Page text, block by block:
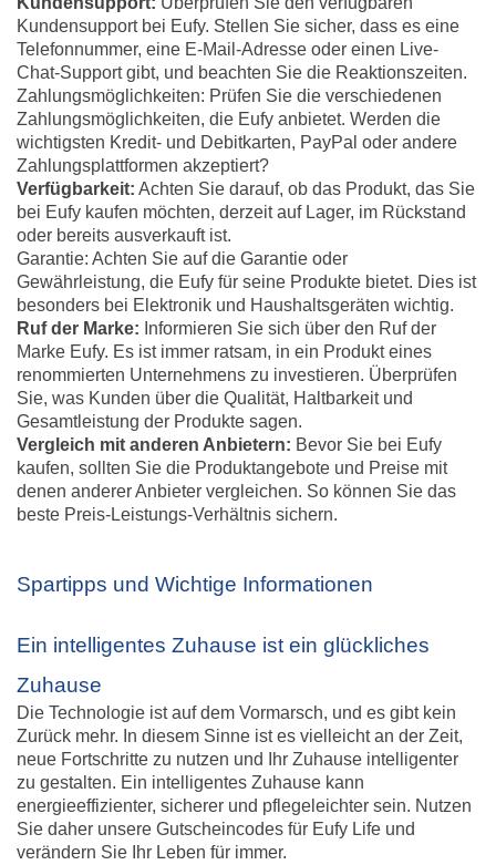
Kundensupport bei Eufy. Stellen Sie sicher, dass es eine
Telefonnummer, eine E-Mail-Adresse oder einen Live-
Chat-Support gibt, und beachten Sie die Reaktionszeiten.
Zahlungsmöglichkeiten: Prüfen Sie die verschiedenen
Zahlungsmöglichkeiten, die Eufy anbietet. Werden die
wichtigsten Kredit- und Debitkarten, PayPal oder andere
Zahlungsplattformen akzeptiert?
Verfügbarkeit: Achten Sie darauf, ob das Produkt, das Sie
bei Eufy kaufen möchten, derzeit auf Lager, im Rückstand
oder bereits ausverkauft ist.
Garantie: Achten Sie auf die Garantie oder
Gewährleistung, die Eufy für seine Produkte bietet. Dies ist
besonders bei Elektronik und Haushaltsgeräten wichtig.
Ruf der Marke: Informieren Sie sich über den Ruf der
Marke Eufy. Es ist immer ratsam, in ein Produkt eines
renommierten Unternehmens zu investieren. Überprüfen
Sie, was Kunden über die Qualität, Haltbarkeit und
Gesamtleistung der Produkte sagen.
Vergleich mit anderen Anbietern: Bevor Sie bei Eufy
kaufen, sollten Sie die Produktangebote und Preise mit
denen anderer Anbieter vergleichen. So können Sie das
beste Preis-Leistungs-Verhältnis sichern.
Spartipps und Wichtige Informationen
Ein intelligentes Zuhause ist ein glückliches
Zuhause
Die Technologie ist auf dem Vormarsch, und es gibt kein
Zurück mehr. In diesem Sinne ist es vielleicht an der Zeit,
neue Fortschritte zu nutzen und Ihr Zuhause intelligenter
zu gestalten. Ein intelligentes Zuhause kann
energieeffizienter, sicherer und pflegeleichter sein. Nutzen
Sie daher unsere Gutscheincodes für Eufy Life und
verändern Sie Ihr Leben für immer.